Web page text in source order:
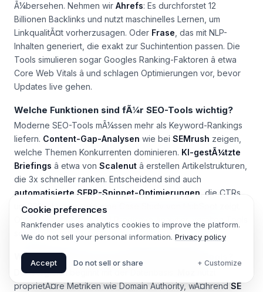
Ã¼bersehen. Nehmen wir Ahrefs: Es durchforstet 12
Billionen Backlinks und nutzt maschinelles Lernen, um
LinkqualitÃ¤t vorherzusagen. Oder Frase , das mit NLP-
Inhalten generiert, die exakt zur Suchintention passen. Die
Tools simulieren sogar Googles Ranking-Faktoren â etwa
Core Web Vitals â und schlagen Optimierungen vor, bevor
Updates live gehen.
Welche Funktionen sind fÃ¼r SEO-Tools wichtig?
Moderne SEO-Tools mÃ¼ssen mehr als Keyword-Rankings
liefern. Content-Gap-Analysen wie bei SEMrush zeigen,
welche Themen Konkurrenten dominieren. KI-gestÃ¼tzte
Briefings â etwa von Scalenut â erstellen Artikelstrukturen,
die 3x schneller ranken. Entscheidend sind auch
automatisierte SERP-Snippet-Optimierungen , die CTRs
um 22% steigern, wie eine Case Study von HubSpot zeigt.
schnell.
Wie vergleicht man verschiedene KI-SEO-Tools?
Der Vergleich beginnt mit der Datenbasis:
proprietÃ¤re Metriken wie Domain Authority, wÃ¤hrendSE
Cookie preferences
Rankfender uses analytics cookies to improve the platform.
We do not sell your personal information. Privacy policy
Accept Do not sell or share + Customize